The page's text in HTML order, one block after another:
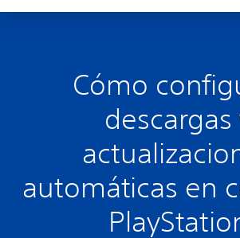
Cómo
descargas
automáticas en